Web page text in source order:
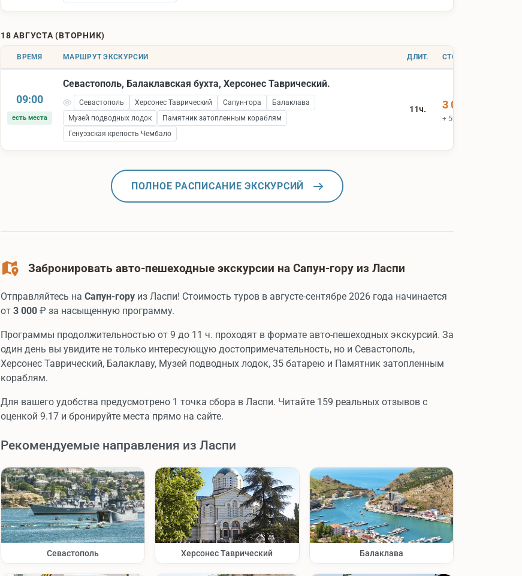
18 АВГУСТА (ВТОРНИК)
ВРЕМЯ МАРШРУТ ЭКСКУРСИИ ДЛИТ. СТОИМОСТЬ
09:00
есть места
Севастополь, Балаклавская бухта, Херсонес Таврический.
Севастополь Херсонес Таврический Сапун-гора
Балаклава
Музей подводных лодок
Памятник затопленным кораблям
Генуэзская крепость Чембало
11ч. 3 000 ₽
+ 500 ₽ вх.билеты
ПОЛНОЕ РАСПИСАНИЕ ЭКСКУРСИЙ
Забронировать авто-пешеходные экскурсии на Сапун-гору из Ласпи
Отправляйтесь на Сапун-гору из Ласпи! Стоимость туров в августе-сентябре 2026 года начинается
от 3 000 ₽ за насыщенную программу.
Программы продолжительностью от 9 до 11 ч. проходят в формате авто-пешеходных экскурсий. За
один день вы увидите не только интересующую достопримечательность, но и Севастополь,
Херсонес Таврический, Балаклаву, Музей подводных лодок, 35 батарею и Памятник затопленным
кораблям.
Для вашего удобства предусмотрено 1 точка сбора в Ласпи. Читайте 159 реальных отзывов с
оценкой 9.17 и бронируйте места прямо на сайте.
Рекомендуемые направления из Ласпи
Севастополь Херсонес Таврический Балаклава